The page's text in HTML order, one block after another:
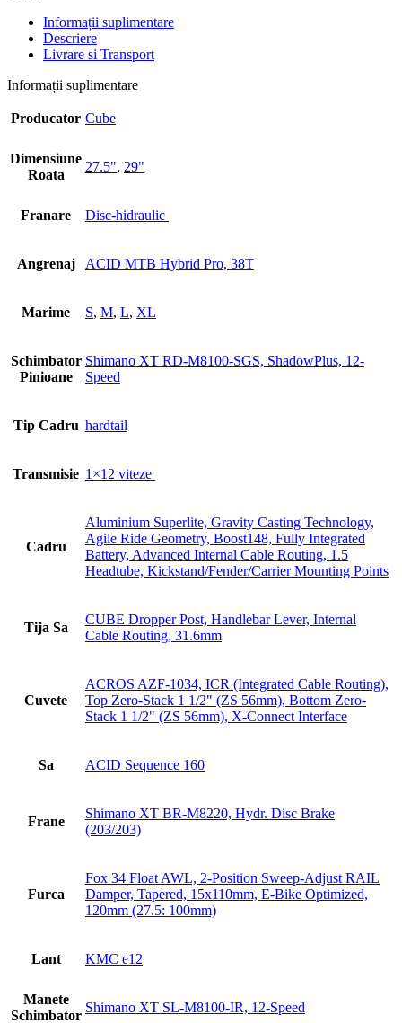
Informații suplimentare
Descriere
Livrare si Transport
Informații suplimentare
Producator Cube
Dimensiune
Roata
27.5", 29"
Franare Disc-hidraulic
Angrenaj ACID MTB Hybrid Pro, 38T
Marime S, M, L, XL
Schimbator
Pinioane
Shimano XT RD-M8100-SGS, ShadowPlus, 12-
Speed
Tip Cadru hardtail
Transmisie 1×12 viteze
Cadru
Aluminium Superlite, Gravity Casting Technology,
Agile Ride Geometry, Boost148, Fully Integrated
Battery, Advanced Internal Cable Routing, 1.5
Headtube, Kickstand/Fender/Carrier Mounting Points
Tija Sa
CUBE Dropper Post, Handlebar Lever, Internal
Cable Routing, 31.6mm
Cuvete
ACROS AZF-1034, ICR (Integrated Cable Routing),
Top Zero-Stack 1 1/2" (ZS 56mm), Bottom Zero-
Stack 1 1/2" (ZS 56mm), X-Connect Interface
Sa ACID Sequence 160
Frane
Shimano XT BR-M8220, Hydr. Disc Brake
(203/203)
Furca
Fox 34 Float AWL, 2-Position Sweep-Adjust RAIL
Damper, Tapered, 15x110mm, E-Bike Optimized,
120mm (27.5: 100mm)
Lant KMC e12
Manete
Schimbator
Shimano XT SL-M8100-IR, 12-Speed